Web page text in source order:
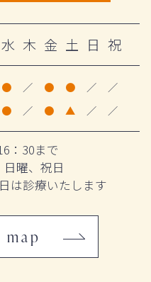
水 木 金 土 日 祝
● ／ ● ● ／ ／
● ／ ● ▲ ／ ／
：30まで
曜、祝日
は診療いたします
map